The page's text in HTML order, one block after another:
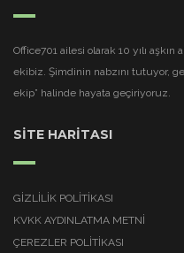
Office701 ailesi olarak 10 yılı
ekibiz. Şimdinin nabzını tutuyor,
ekip” halinde hayata geçiriyoruz.
SİTE HARİTASI
GIZLILIK POLITIKASI
KVKK AYDINLATMA METNI
ÇEREZLER POLITIKASI